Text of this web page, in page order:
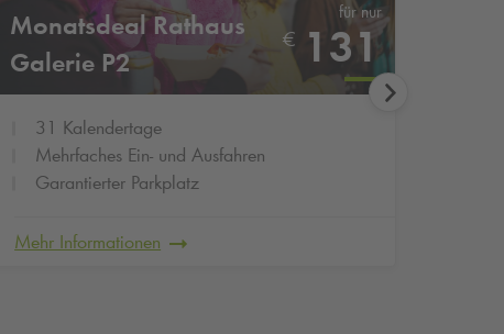
Monatsdeal Rathaus
Galerie P2
für nur
€ 131
31 Kalendertage
Mehrfaches Ein- und Ausfahren
Garantierter Parkplatz
Mehr Informationen